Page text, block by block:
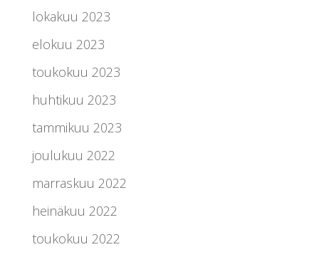
lokakuu 2023
elokuu 2023
toukokuu 2023
huhtikuu 2023
tammikuu 2023
joulukuu 2022
marraskuu 2022
heinäkuu 2022
toukokuu 2022